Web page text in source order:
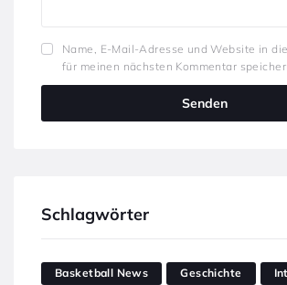
Name, E-Mail-Adresse und Website in
für meinen nächsten Kommentar
Schlagwörter
Basketball News Geschichte